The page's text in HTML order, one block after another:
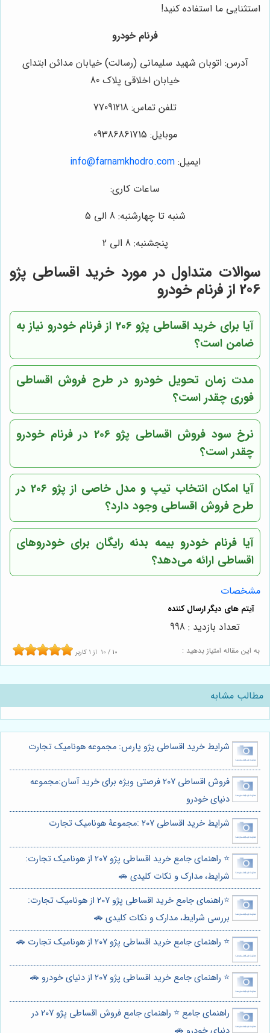
استثنایی ما استفاده کنید!
فرنام خودرو
آدرس: اتوبان شهید سلیمانی (رسالت) خیابان مدائن ابتدای
خیابان اخلاقی پلاک 80
تلفن تماس: 77091218
موبایل: 09386861715
ایمیل:info@farnamkhodro.com
ساعات کاری:
شنبه تا چهارشنبه: 8 الی 5
پنجشنبه: 8 الی 2
سوالات متداول در مورد خرید اقساطی پژو
206 از فرنام خودرو
آیا برای خرید اقساطی پژو 206 از فرنام خودرو نیاز به
ضامن است؟
مدت زمان تحویل خودرو در طرح فروش اقساطی
فوری چقدر است؟
نرخ سود فروش اقساطی پژو 206 در فرنام خودرو
چقدر است؟
آیا امکان انتخاب تیپ و مدل خاصی از پژو 206 در
طرح فروش اقساطی وجود دارد؟
آیا فرنام خودرو بیمه بدنه رایگان برای خودروهای
اقساطی ارائه می‌دهد؟
مشخصات
به این مقاله امتیاز بدهید : 10 / 10 از 1 کاربر
تعداد بازدید : 998
مطالب مشابه
شرایط خرید اقساطی پژو پارس: مجموعه هونامیک تجارت
فروش اقساطی 207 فرصتی ویژه برای خرید آسان:مجموعه
دنیای خودرو
شرایط خرید اقساطی ۲۰۷ :مجموعۀ هونامیک تجارت
⭐️ راهنمای جامع خرید اقساطی پژو 207 از هونامیک تجارت:
شرایط، مدارک و نکات کلیدی 🚗
⭐️راهنمای جامع خرید اقساطی پژو 207 از هونامیک تجارت:
بررسی شرایط، مدارک و نکات کلیدی 🚗
⭐️ راهنمای جامع خرید اقساطی پژو 207 از هونامیک تجارت 🚗
⭐️ راهنمای جامع خرید اقساطی پژو 207 از دنیای خودرو 🚗
راهنمای جامع ⭐️ راهنمای جامع فروش اقساطی پژو 207 در